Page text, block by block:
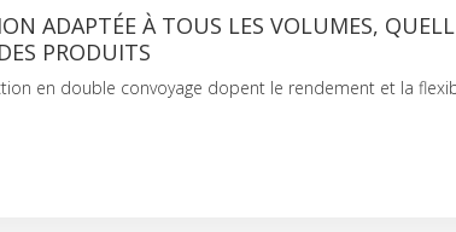
ADAPTÉE À TOUS LES VOLUMES,
PRODUITS
en double convoyage dopent le rendement et la